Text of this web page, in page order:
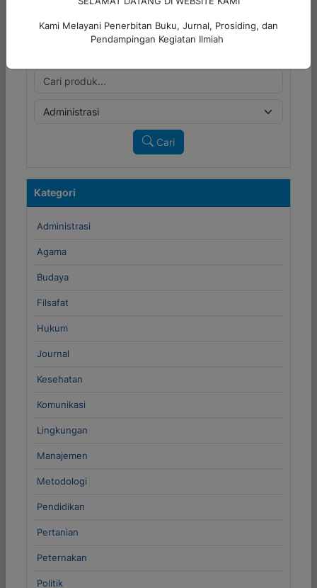
Cari
Kategori
Administrasi
Agama
Budaya
Filsafat
Hukum
Journal
Kesehatan
Komunikasi
Lingkungan
Manajemen
Metodologi
Pendidikan
Pertanian
Peternakan
Politik
Kami Melayani Penerbitan Buku, Jurnal, Prosiding, dan
Pendampingan Kegiatan Ilmiah